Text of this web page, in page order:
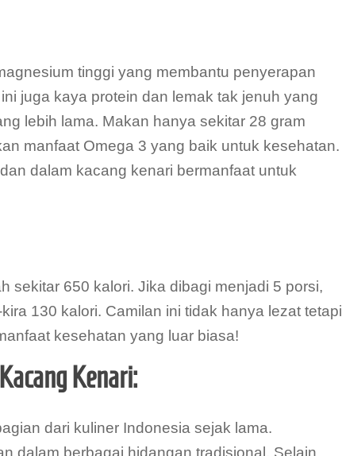
tinggi yang membantu penyerapan
juga kaya protein dan lemak tak jenuh yang
lebih lama. Makan hanya sekitar 28 gram
manfaat Omega 3 yang baik untuk kesehatan.
dalam kacang kenari bermanfaat untuk
sekitar 650 kalori. Jika dibagi menjadi 5 porsi,
130 kalori. Camilan ini tidak hanya lezat tetapi
kesehatan yang luar biasa!
Kenari:
dari kuliner Indonesia sejak lama.
dalam berbagai hidangan tradisional. Selain